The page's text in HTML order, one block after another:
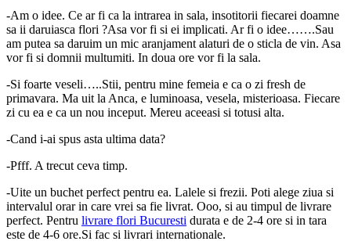
-Am o idee. Ce ar fi ca la intrarea in sala, insotitorii fiecarei doamne
sa ii daruiasca flori ?Asa vor fi si ei implicati. Ar fi o idee…….Sau
am putea sa daruim un mic aranjament alaturi de o sticla de vin. Asa
vor fi si domnii multumiti. In doua ore vor fi la sala.
-Si foarte veseli…..Stii, pentru mine femeia e ca o zi fresh de
primavara. Ma uit la Anca, e luminoasa, vesela, misterioasa. Fiecare
zi cu ea e ca un nou inceput. Mereu aceeasi si totusi alta.
-Cand i-ai spus asta ultima data?
-Pfff. A trecut ceva timp.
-Uite un buchet perfect pentru ea. Lalele si frezii. Poti alege ziua si
intervalul orar in care vrei sa fie livrat. Ooo, si au timpul de livrare
perfect. Pentru livrare flori Bucuresti durata e de 2-4 ore si in tara
este de 4-6 ore.Si fac si livrari internationale.